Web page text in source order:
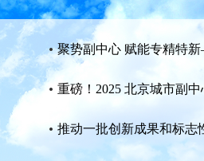
聚势副中心 赋能专精特
重磅！2025 北京城市副
推动一批创新成果和标志